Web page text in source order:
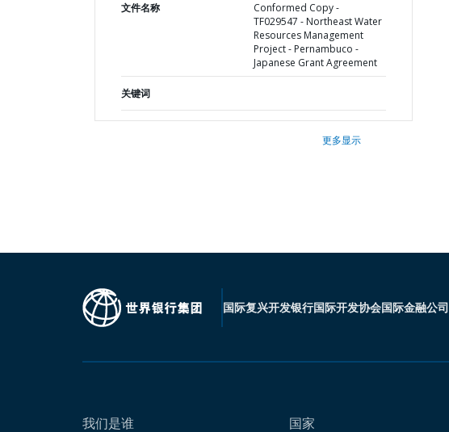
文件名称
Conformed Copy -
TF029547 - Northeast Water
Resources Management
Project - Pernambuco -
Japanese Grant Agreement
关键词
更多显示
国际复兴开发银行国际开发协会国际金融公司
我们是谁 国家